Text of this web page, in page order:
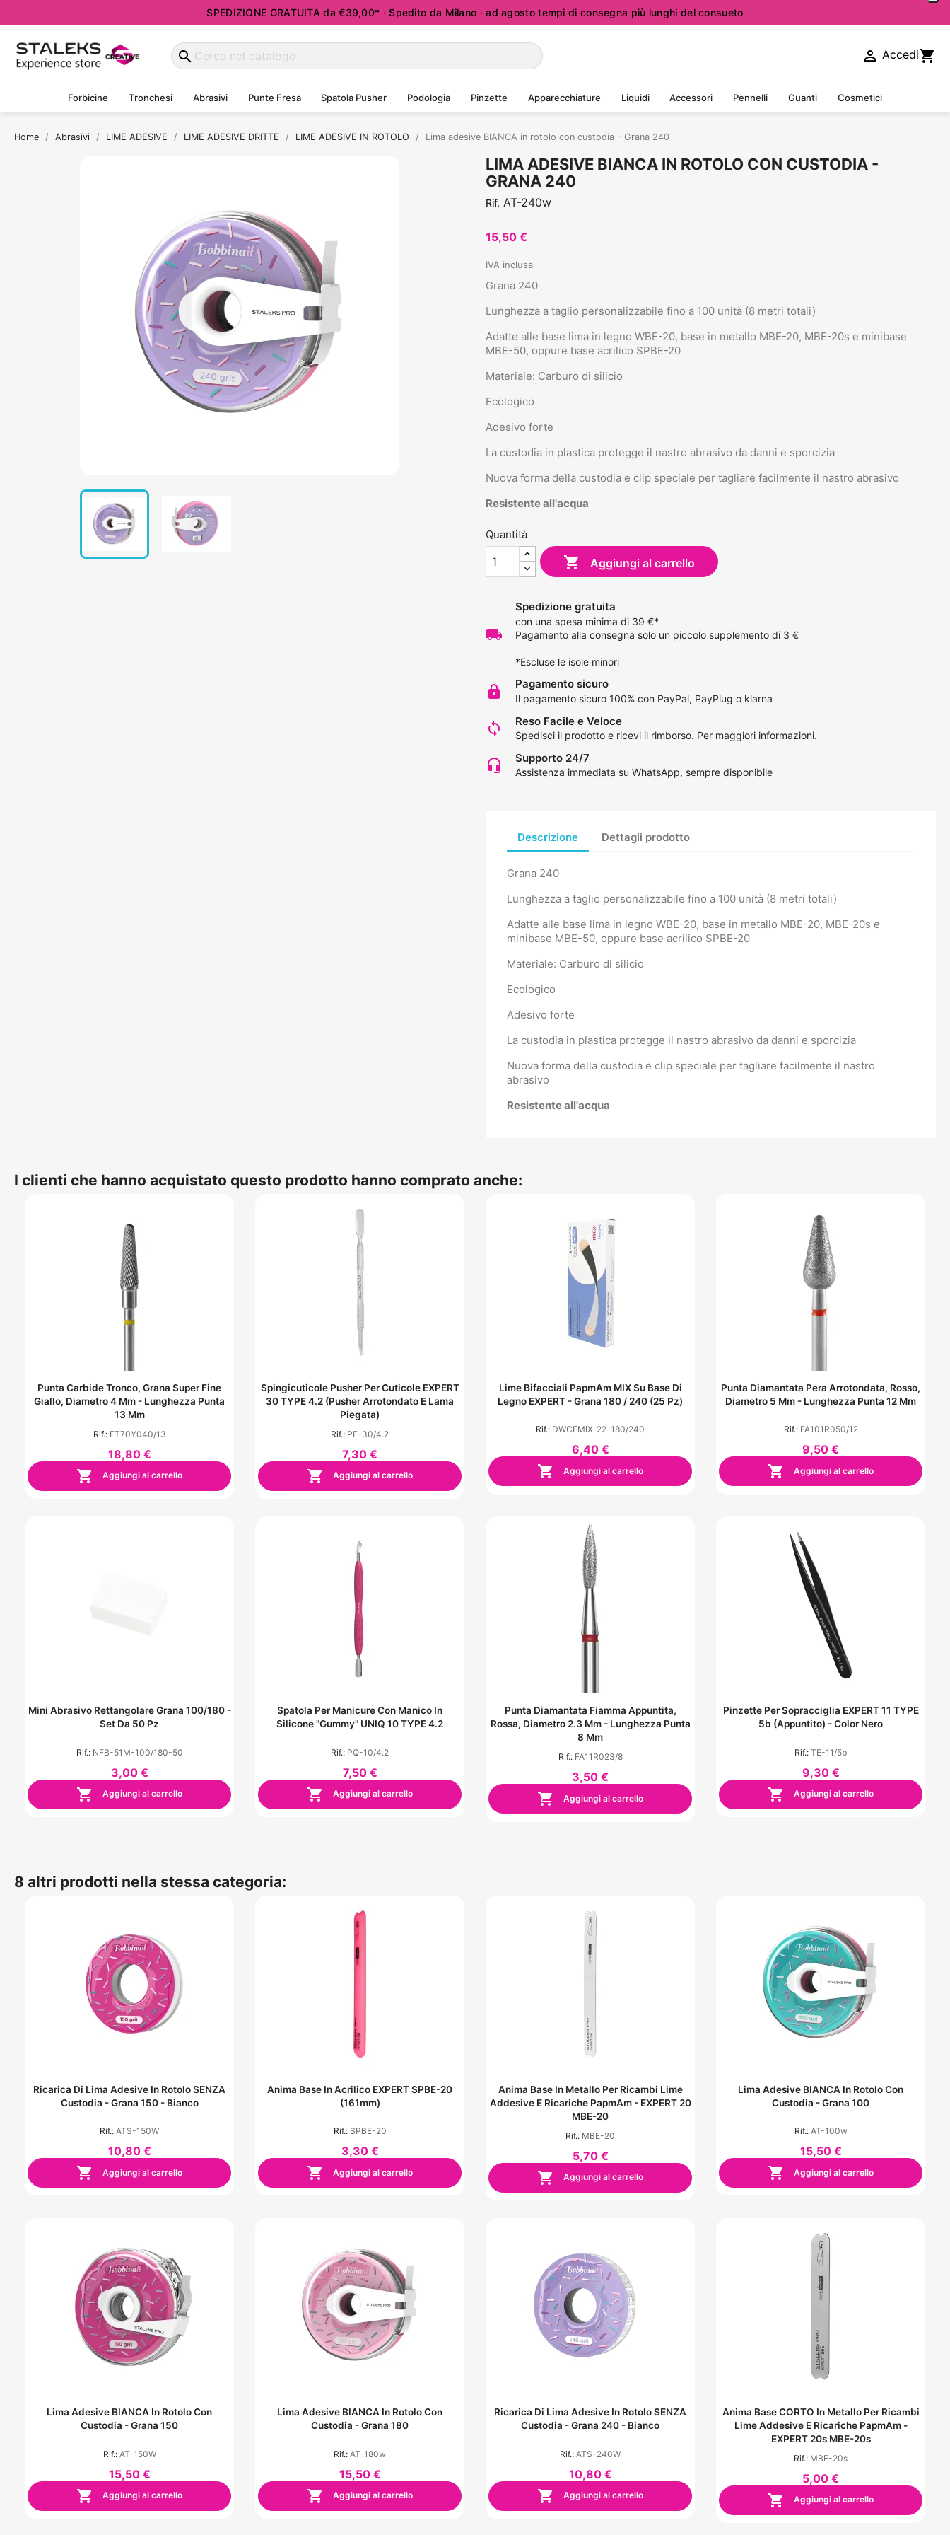
SPEDIZIONE GRATUITA da €39,00* · Spedito da Milano · ad agosto tempi di consegna più lunghi del consueto
search  Accedishopping_cart
Forbicine Tronchesi Abrasivi Punte Fresa Spatola Pusher Podologia Pinzette Apparecchiature Liquidi Accessori Pennelli Guanti Cosmetici
Home Abrasivi LIME ADESIVE LIME ADESIVE DRITTE LIME ADESIVE IN ROTOLO Lima adesive BIANCA in rotolo con custodia - Grana 240
LIMA ADESIVE BIANCA IN ROTOLO CON CUSTODIA -
GRANA 240
Rif. AT-240w
15,50 €
IVA inclusa
Grana 240
Lunghezza a taglio personalizzabile fino a 100 unità (8 metri totali)
Adatte alle base lima in legno WBE-20, base in metallo MBE-20, MBE-20s e minibase
MBE-50, oppure base acrilico SPBE-20
Materiale: Carburo di silicio
Ecologico
Adesivo forte
La custodia in plastica protegge il nastro abrasivo da danni e sporcizia
Nuova forma della custodia e clip speciale per tagliare facilmente il nastro abrasivo
Resistente all'acqua
Quantità
 Aggiungi al carrello
local_shipping
Spedizione gratuita
con una spesa minima di 39 €*
Pagamento alla consegna solo un piccolo supplemento di 3 €
*Escluse le isole minori
lock Pagamento sicuro
Il pagamento sicuro 100% con PayPal, PayPlug o klarna
loop Reso Facile e Veloce
Spedisci il prodotto e ricevi il rimborso. Per maggiori informazioni.
headset_mic Supporto 24/7
Assistenza immediata su WhatsApp, sempre disponibile
Descrizione Dettagli prodotto
Grana 240
Lunghezza a taglio personalizzabile fino a 100 unità (8 metri totali)
Adatte alle base lima in legno WBE-20, base in metallo MBE-20, MBE-20s e
minibase MBE-50, oppure base acrilico SPBE-20
Materiale: Carburo di silicio
Ecologico
Adesivo forte
La custodia in plastica protegge il nastro abrasivo da danni e sporcizia
Nuova forma della custodia e clip speciale per tagliare facilmente il nastro
abrasivo
Resistente all'acqua
I clienti che hanno acquistato questo prodotto hanno comprato anche:
Punta Carbide Tronco, Grana Super Fine
Giallo, Diametro 4 Mm - Lunghezza Punta
13 Mm
Rif.: FT70Y040/13
18,80 €
 Aggiungi al carrello
Spingicuticole Pusher Per Cuticole EXPERT
30 TYPE 4.2 (Pusher Arrotondato E Lama
Piegata)
Rif.: PE-30/4.2
7,30 €
 Aggiungi al carrello
Lime Bifacciali PapmAm MIX Su Base Di
Legno EXPERT - Grana 180 / 240 (25 Pz)
Rif.: DWCEMIX-22-180/240
6,40 €
 Aggiungi al carrello
Punta Diamantata Pera Arrotondata, Rosso,
Diametro 5 Mm - Lunghezza Punta 12 Mm
Rif.: FA101R050/12
9,50 €
 Aggiungi al carrello
Mini Abrasivo Rettangolare Grana 100/180 -
Set Da 50 Pz
Rif.: NFB-51M-100/180-50
3,00 €
 Aggiungi al carrello
Spatola Per Manicure Con Manico In
Silicone "Gummy" UNIQ 10 TYPE 4.2
Rif.: PQ-10/4.2
7,50 €
 Aggiungi al carrello
Punta Diamantata Fiamma Appuntita,
Rossa, Diametro 2.3 Mm - Lunghezza Punta
8 Mm
Rif.: FA11R023/8
3,50 €
 Aggiungi al carrello
Pinzette Per Sopracciglia EXPERT 11 TYPE
5b (appuntito) - Color Nero
Rif.: TE-11/5b
9,30 €
 Aggiungi al carrello
8 altri prodotti nella stessa categoria:
Ricarica Di Lima Adesive In Rotolo SENZA
Custodia - Grana 150 - Bianco
Rif.: ATS-150W
10,80 €
 Aggiungi al carrello
Anima Base In Acrilico EXPERT SPBE-20
(161mm)
Rif.: SPBE-20
3,30 €
 Aggiungi al carrello
Anima Base In Metallo Per Ricambi Lime
Addesive E Ricariche PapmAm - EXPERT 20
MBE-20
Rif.: MBE-20
5,70 €
 Aggiungi al carrello
Lima Adesive BIANCA In Rotolo Con
Custodia - Grana 100
Rif.: AT-100w
15,50 €
 Aggiungi al carrello
Lima Adesive BIANCA In Rotolo Con
Custodia - Grana 150
Rif.: AT-150W
15,50 €
 Aggiungi al carrello
Lima Adesive BIANCA In Rotolo Con
Custodia - Grana 180
Rif.: AT-180w
15,50 €
 Aggiungi al carrello
Ricarica Di Lima Adesive In Rotolo SENZA
Custodia - Grana 240 - Bianco
Rif.: ATS-240W
10,80 €
 Aggiungi al carrello
Anima Base CORTO In Metallo Per Ricambi
Lime Addesive E Ricariche PapmAm -
EXPERT 20s MBE-20s
Rif.: MBE-20s
5,00 €
 Aggiungi al carrello